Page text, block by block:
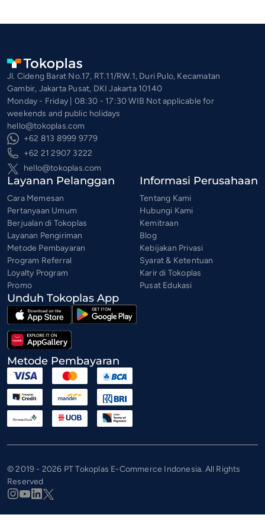
Jl. Cideng Barat No.17, RT.11/RW.1, Duri Pulo, Kecamatan
Gambir, Jakarta Pusat, DKI Jakarta 10140
Monday - Friday | 08:30 - 17:30 WIB Not applicable for
weekends and public holidays
hello@tokoplas.com
+62 813 8999 9779
+62 21 2907 3222
hello@tokoplas.com
Layanan Pelanggan
Cara Memesan
Pertanyaan Umum
Berjualan di Tokoplas
Layanan Pengiriman
Metode Pembayaran
Program Referral
Loyalty Program
Promo
Informasi Perusahaan
Tentang Kami
Hubungi Kami
Kemitraan
Blog
Kebijakan Privasi
Syarat & Ketentuan
Karir di Tokoplas
Pusat Edukasi
Unduh Tokoplas App
Metode Pembayaran
© 2019 - 2026 PT Tokoplas E-Commerce Indonesia. All Rights
Reserved